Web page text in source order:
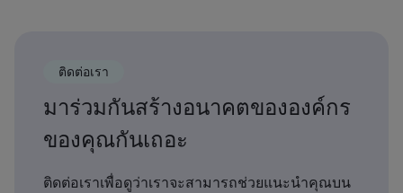
ติดต่อเรา
มาร่วมกันสร้างอนาคตขององค์กร
ของคุณกันเถอะ
ติดต่อเราเพื่อดูว่าเราจะสามารถช่วยแนะนำคุณบน